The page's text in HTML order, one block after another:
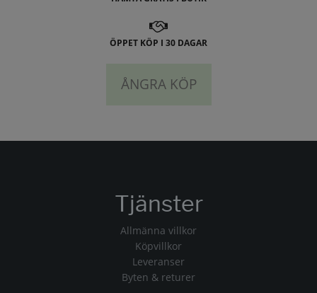
ÖPPET KÖP I 30 DAGAR
ÅNGRA KÖP
Tjänster
Allmänna villkor
Köpvillkor
Leveranser
Byten & returer